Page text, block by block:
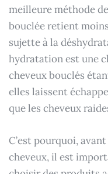
meilleure méthode
bouclée retient
sujette à la
hydratation est une
cheveux bouclés
elles laissent
que les cheveux
C’est pourquoi,
cheveux, il est